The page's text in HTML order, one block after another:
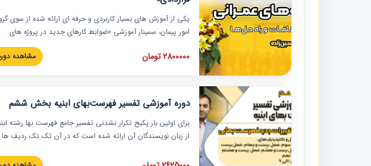
یکی از آموزش‏‏‏‏‏‏ های بسیار کاربردی و حرفه‏ ای ارائه شده از سوی
امور پیمان، سمینار آموزشی «ضوابط کارهای جدید در پروژه های
عمرانی» چالش ها، تخلفات و راه حل ها با نگرش قراردادی است
در محل سندیکای شرکت های ساختمانی کشور ارائه شد. در این
به همراه تجربیات عملی ارائه شده است.
2800000 تومان مشاهده
دوره آموزشی تفسیر فهرست‌بهای ابنیه بخش ششم
برای اولین بار پکیج تکرار نشدنی تفسیر جامع فهرست بها رشته
از زبان نویسندگان آن ارائه شده است که در آن تک تک ردیف ها
تصویری بوده و به همراه تصاویر عملیات اجرایی مرتبط با ردیف